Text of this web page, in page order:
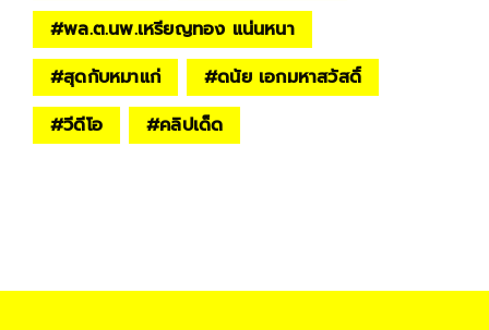
#พล.ต.นพ.เหรียญทอง แน่นหนา
#สุดกับหมาแก่ #ดนัย เอกมหาสวัสดิ์
#วีดีโอ #คลิปเด็ด